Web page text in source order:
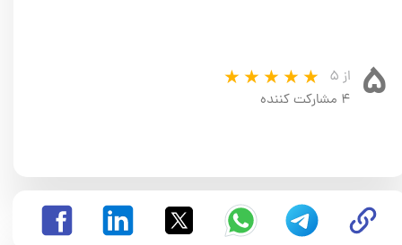
۵ از ۵
۴ مشارکت کننده